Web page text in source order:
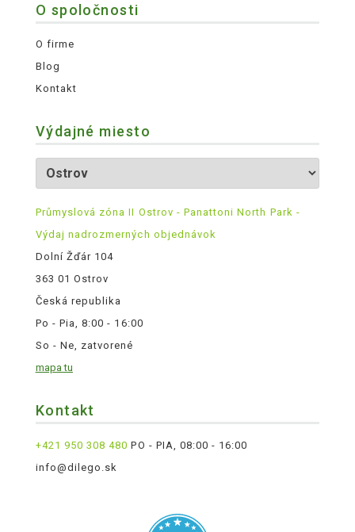
O spoločnosti
O firme
Blog
Kontakt
Výdajné miesto
Průmyslová zóna II Ostrov - Panattoni North Park -
Výdaj nadrozmerných objednávok
Dolní Žďár 104
363 01 Ostrov
Česká republika
Po - Pia, 8:00 - 16:00
So - Ne, zatvorené
mapa tu
Kontakt
+421 950 308 480 PO - PIA, 08:00 - 16:00
info@dilego.sk